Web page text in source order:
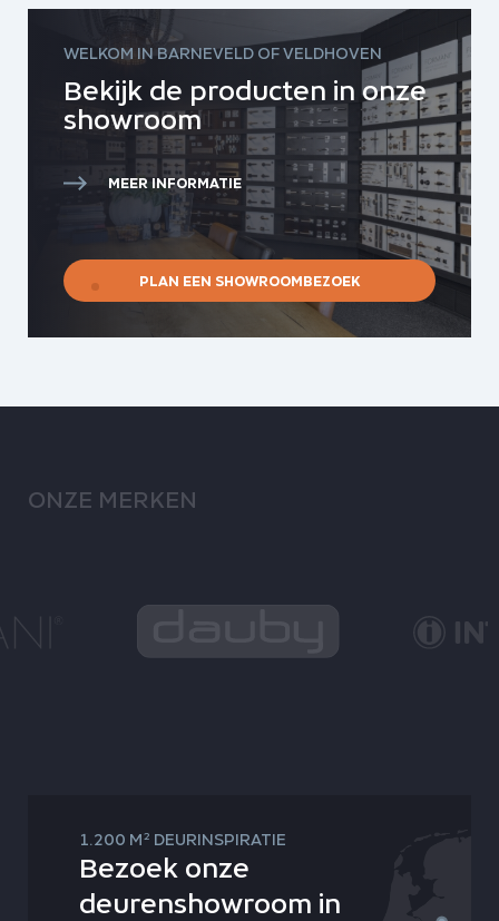
WELKOM IN BARNEVELD OF VELDHOVEN
Bekijk de producten in onze
showroom
MEER INFORMATIE
PLAN EEN SHOWROOMBEZOEK
ONZE MERKEN
1.200 M2 DEURINSPIRATIE
Bezoek onze
deurenshowroom in